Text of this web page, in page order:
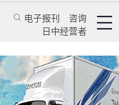
电子报刊
咨询
日中经营者